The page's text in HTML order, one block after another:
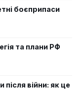
боєприпаси
та плани РФ
після війни: як це